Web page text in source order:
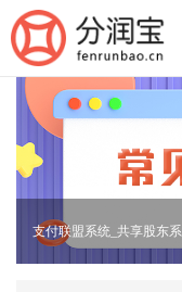
支付联盟系统_共享股东